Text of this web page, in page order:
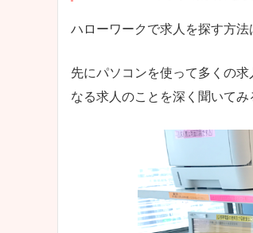
ハローワークで求人を探す方法
先にパソコンを使って多くの
なる求人のことを深く聞いてみ